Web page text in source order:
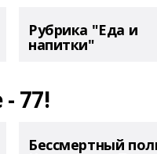
Рубрика "Еда и
напитки"
77!
Бессмертный